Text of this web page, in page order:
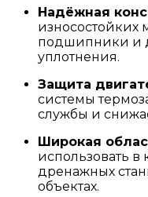
Надёжная
износостойких
подшипники и
уплотнения.
Защита
системы
службы и
Широкая
использовать в
дренажных
объектах.